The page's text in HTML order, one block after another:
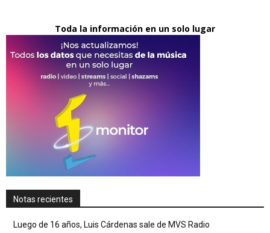
Toda la información en un solo lugar
Notas recientes
Luego de 16 años, Luis Cárdenas sale de MVS Radio